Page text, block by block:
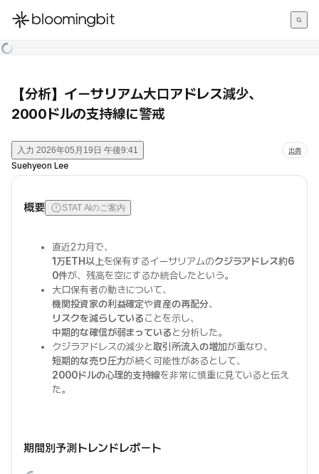
한국어
【分析】イーサリアム大口アドレス減少、
2000ドルの支持線に警戒
入力 2026年05月19日 午後9:41 出典
Suehyeon Lee
概要 STAT AIのご案内
直近2カ月で、
1万ETH以上を保有するイーサリアムのクジラアドレス約6
0件が、残高を空にするか統合したという。
大口保有者の動きについて、
機関投資家の利益確定や資産の再配分、
リスクを減らしていることを示し、
中期的な確信が弱まっていると分析した。
クジラアドレスの減少と取引所流入の増加が重なり、
短期的な売り圧力が続く可能性があるとして、
2000ドルの心理的支持線を非常に慎重に見ていると伝え
た。
期間別予測トレンドレポート